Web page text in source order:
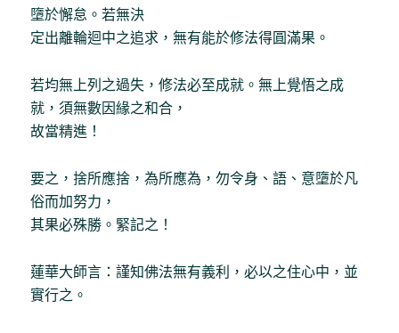
墮於懈怠。若無決
定出離輪迴中之追求，無有能於修法得圓滿果。
若均無上列之過失，修法必至成就。無上覺悟之成
就，須無數因緣之和合，
故當精進！
要之，捨所應捨，為所應為，勿令身、語、意墮於凡
俗而加努力，
其果必殊勝。緊記之！
蓮華大師言：謹知佛法無有義利，必以之住心中，並
實行之。